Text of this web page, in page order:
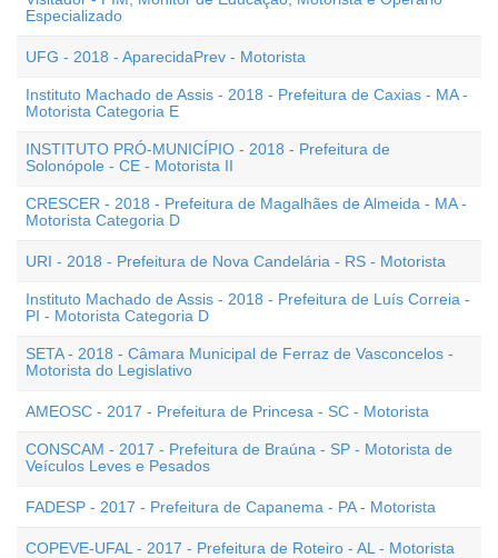
Especializado
UFG - 2018 - AparecidaPrev - Motorista
Instituto Machado de Assis - 2018 - Prefeitura de Caxias - MA -
Motorista Categoria E
INSTITUTO PRÓ-MUNICÍPIO - 2018 - Prefeitura de
Solonópole - CE - Motorista II
CRESCER - 2018 - Prefeitura de Magalhães de Almeida - MA -
Motorista Categoria D
URI - 2018 - Prefeitura de Nova Candelária - RS - Motorista
Instituto Machado de Assis - 2018 - Prefeitura de Luís Correia -
PI - Motorista Categoria D
SETA - 2018 - Câmara Municipal de Ferraz de Vasconcelos -
Motorista do Legislativo
AMEOSC - 2017 - Prefeitura de Princesa - SC - Motorista
CONSCAM - 2017 - Prefeitura de Braúna - SP - Motorista de
Veículos Leves e Pesados
FADESP - 2017 - Prefeitura de Capanema - PA - Motorista
COPEVE-UFAL - 2017 - Prefeitura de Roteiro - AL - Motorista